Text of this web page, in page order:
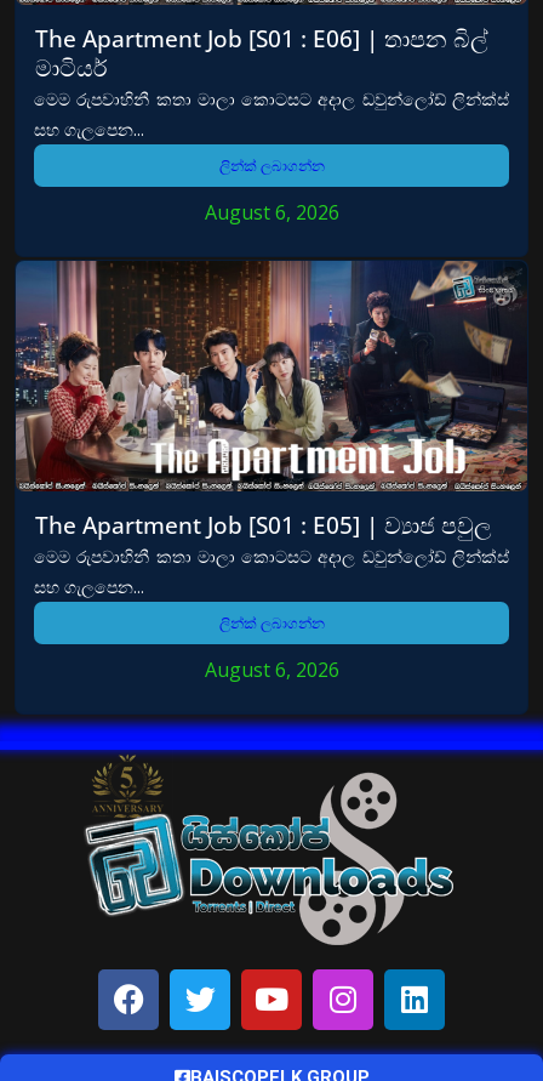
The Apartment Job [S01 : E06] | තාපන බිල්
මාටියර්
මෙම රුපවාහිනී කතා මාලා කොටසට අදාල ඩවුන්ලෝඩ් ලින්ක්ස්
සහ ගැලපෙන...
ලින්ක් ලබාගන්න
August 6, 2026
The Apartment Job [S01 : E05] | ව්‍යාජ පවුල
මෙම රුපවාහිනී කතා මාලා කොටසට අදාල ඩවුන්ලෝඩ් ලින්ක්ස්
සහ ගැලපෙන...
ලින්ක් ලබාගන්න
August 6, 2026